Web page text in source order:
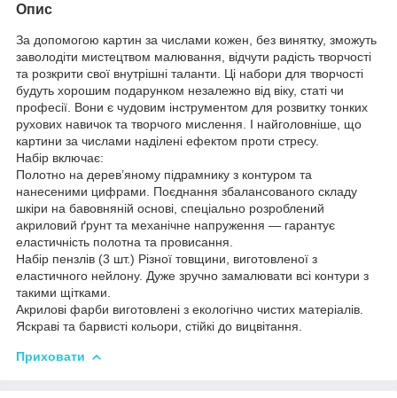
Опис
За допомогою картин за числами кожен, без винятку, зможуть
заволодіти мистецтвом малювання, відчути радість творчості
та розкрити свої внутрішні таланти. Ці набори для творчості
будуть хорошим подарунком незалежно від віку, статі чи
професії. Вони є чудовим інструментом для розвитку тонких
рухових навичок та творчого мислення. І найголовніше, що
картини за числами наділені ефектом проти стресу.
Набір включає:
Полотно на дерев’яному підрамнику з контуром та
нанесеними цифрами. Поєднання збалансованого складу
шкіри на бавовняній основі, спеціально розроблений
акриловий ґрунт та механічне напруження — гарантує
еластичність полотна та провисання.
Набір пензлів (3 шт.) Різної товщини, виготовленої з
еластичного нейлону. Дуже зручно замалювати всі контури з
такими щітками.
Акрилові фарби виготовлені з екологічно чистих матеріалів.
Яскраві та барвисті кольори, стійкі до вицвітання.
Приховати